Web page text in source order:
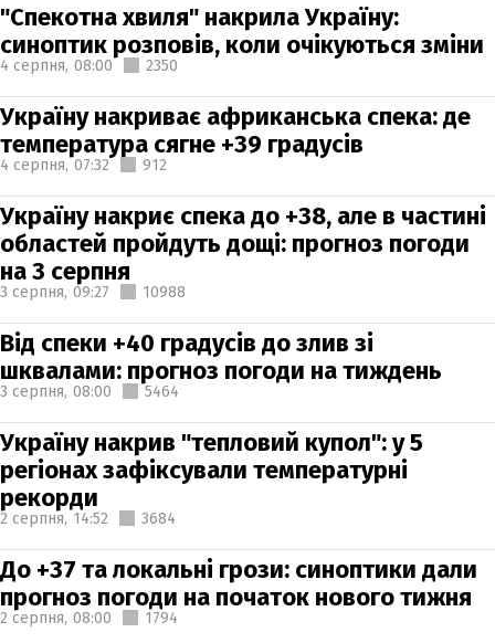
"Спекотна хвиля" накрила Україну:
синоптик розповів, коли очікуються зміни
4 серпня, 08:00 2350
Україну накриває африканська спека: де
температура сягне +39 градусів
4 серпня, 07:32 912
Україну накриє спека до +38, але в частині
областей пройдуть дощі: прогноз погоди
на 3 серпня
3 серпня, 09:27 10988
Від спеки +40 градусів до злив зі
шквалами: прогноз погоди на тиждень
3 серпня, 08:00 5464
Україну накрив "тепловий купол": у 5
регіонах зафіксували температурні
рекорди
2 серпня, 14:52 3684
До +37 та локальні грози: синоптики дали
прогноз погоди на початок нового тижня
2 серпня, 08:00 1794